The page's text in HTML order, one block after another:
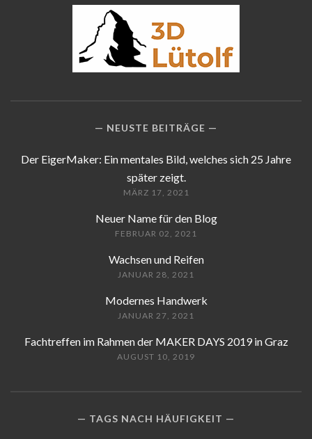
NEUSTE BEITRÄGE
Der EigerMaker: Ein mentales Bild, welches sich 25 Jahre
später zeigt.
MÄRZ 17, 2021
Neuer Name für den Blog
FEBRUAR 02, 2021
Wachsen und Reifen
JANUAR 28, 2021
Modernes Handwerk
JANUAR 27, 2021
Fachtreffen im Rahmen der MAKER DAYS 2019 in Graz
AUGUST 10, 2019
TAGS NACH HÄUFIGKEIT